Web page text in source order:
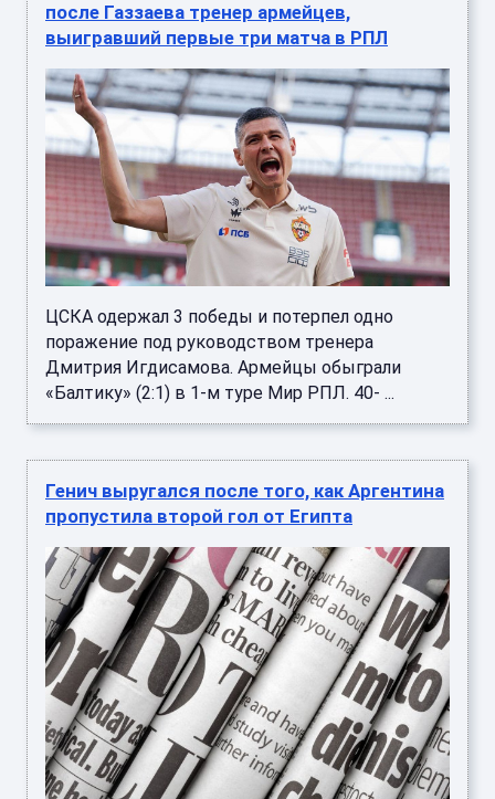
после Газзаева тренер армейцев,
выигравший первые три матча в РПЛ
ЦСКА одержал 3 победы и потерпел одно
поражение под руководством тренера
Дмитрия Игдисамова. Армейцы обыграли
«Балтику» (2:1) в 1-м туре Мир РПЛ. 40- ...
Генич выругался после того, как Аргентина
пропустила второй гол от Египта